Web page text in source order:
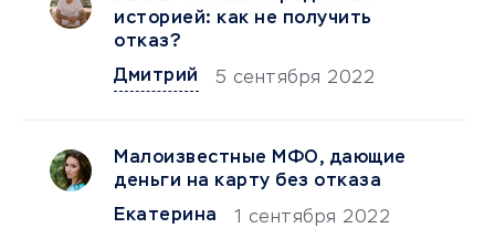
историей: как не получить
отказ?
Дмитрий
5 сентября 2022
Малоизвестные МФО, дающие
деньги на карту без отказа
Екатерина
1 сентября 2022